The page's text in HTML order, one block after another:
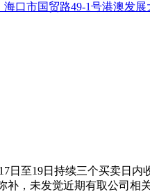
海口市国贸路49-1号港澳发展
至19日持续三个买卖日内
，未发觉近期有取公司相